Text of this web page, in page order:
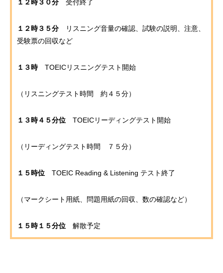
１２時３０分 受付終了
１２時３５分
リスニング音量の確認、試験の説明、注意、
受験票の回収など
１３時 TOEICリスニングテスト開始
（リスニングテスト時間 約４５分）
１３時４５分位 TOEICリーディングテスト開始
（リーディングテスト時間 ７５分）
１５時位 TOEIC Reading & Listening テスト終了
（マークシート用紙、問題用紙の回収、数の確認など）
１５時１５分位 解散予定